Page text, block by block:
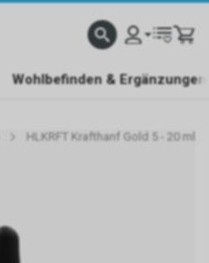
Wohlbefinden & Ergänzungen
HLKRFT Krafthanf Gold 5 - 20 ml